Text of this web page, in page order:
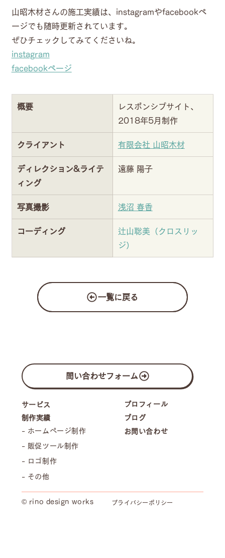
山昭木材さんの施工実績は、instagramやfacebookペ
ージでも随時更新されています。
ぜひチェックしてみてくださいね。
instagram
facebookページ
概要
レスポンシブサイト、
2018年5月制作
クライアント 有限会社 山昭木材
ディレクション&ライテ
ィング
遠藤 陽子
写真撮影 浅沼 春香
コーディング
辻山聡美（クロスリッ
ジ）
一覧に戻る
問い合わせフォーム
© rino design works
サービス
制作実績
- ホームページ制作
- 販促ツール制作
- ロゴ制作
- その他
プロフィール
ブログ
お問い合わせ
プライバシーポリシー